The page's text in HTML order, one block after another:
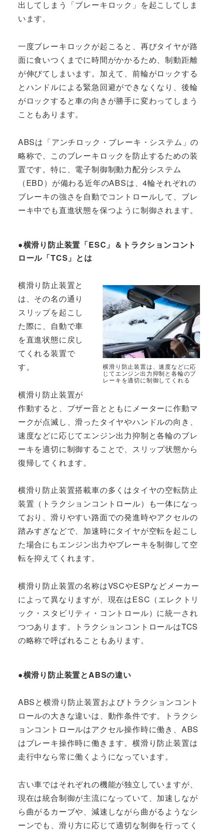
出してしまう「ブレーキロック」を起こしてしま
います。
一度ブレーキロックが起こると、再びタイヤが路
面に食いつくまでに時間がかかるため、制動距離
が伸びてしまいます。加えて、前輪がロックする
とハンドルによる緊急回避ができなくなり、後輪
がロックすると車の向きが勝手に変わってしまう
こともあります。
ABSは「アンチロック・ブレーキ・システム」の
略称で、このブレーキロックを防止するための装
置です。特に、電子制御制動力配分システム
（EBD）が備わる近年のABSは、4輪それぞれの
ブレーキの強さを自動でコントロールして、ブレ
ーキ中でも直進状態を保つように制御されます。
●横滑り防止装置「ESC 」＆トラクションコント
ロール「TCS 」とは
横滑り防止装置は、速度などに応
じてエンジン出力抑制と各輪のブ
レーキを適切に制御してくれる
横滑り防止装置と
は、その名の通り
スリップを起こし
た際に、自動で車
を直進状態に戻し
てくれる装置で
す。
横滑り防止装置が
作動すると、ブザー音とともにメーターに作動マ
ークが点滅し、滑ったタイヤやハンドルの向き、
速度などに応じてエンジン出力抑制と各輪のブレ
ーキを適切に制御することで、スリップ状態から
復帰してくれます。
横滑り防止装置搭載車の多くはタイヤの空転防止
装置（トラクションコントロール）も一体になっ
ており、滑りやすい路面での発進時やアクセルの
踏みすぎなどで、加速時にタイヤが空転を起こし
た場合にもエンジン出力やブレーキを制御して空
転を抑えてくれます。
横滑り防止装置の名称はVSCやESPなどメーカー
によって異なりますが、現在はESC（エレクトリ
ック・スタビリティ・コントロール）に統一され
つつあります。トラクションコントロールはTCS
の略称で呼ばれることもあります。
●横滑り防止装置とABSの違い
ABSと横滑り防止装置およびトラクションコント
ロールの大きな違いは、動作条件です。トラクシ
ョンコントロールはアクセル操作時に働き、ABS
はブレーキ操作時に働きます。横滑り防止装置は
走行中なら常に働くようになっています。
古い車ではそれぞれの機能が独立していますが、
現在は統合制御が主流になっていて、加速しなが
ら曲がるカーブや、減速しながら曲がるようなシ
ーンでも、滑り方に応じて適切な制御を行ってく